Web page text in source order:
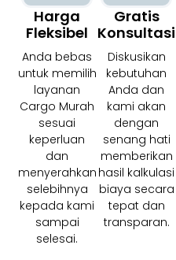
Harga
Fleksibel
Anda bebas
untuk memilih
layanan
Cargo Murah
sesuai
keperluan
dan
menyerahkan
selebihnya
kepada kami
sampai
selesai.
Gratis
Konsultasi
Diskusikan
kebutuhan
Anda dan
kami akan
dengan
senang hati
memberikan
hasil kalkulasi
biaya secara
tepat dan
transparan.